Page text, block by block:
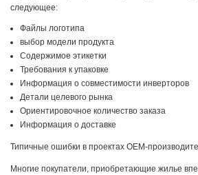
следующее:
Файлы логотипа
выбор модели продукта
Содержимое этикетки
Требования к упаковке
Информация о совместимости инверторов
Детали целевого рынка
Ориентировочное количество заказа
Информация о доставке
Типичные ошибки в проектах OEM-
Многие покупатели, приобретающие жилье